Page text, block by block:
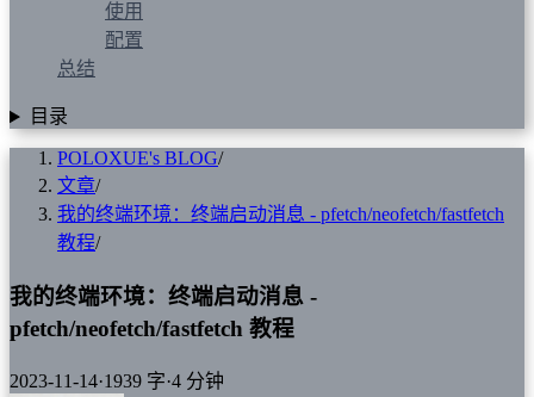
使用
配置
总结
目录
POLOXUE's BLOG/
文章/
我的终端环境：终端启动消息 - pfetch/neofetch/fastfetch
教程/
我的终端环境：终端启动消息 -
pfetch/neofetch/fastfetch 教程
2023-11-14·1939 字·4 分钟